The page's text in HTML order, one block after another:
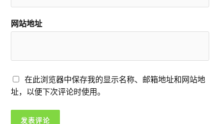
网站地址
在此浏览器中保存我的显示名称、邮箱地址和网站地
址，以便下次评论时使用。